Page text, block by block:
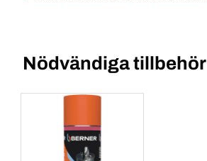
Nödvändiga tillbehör